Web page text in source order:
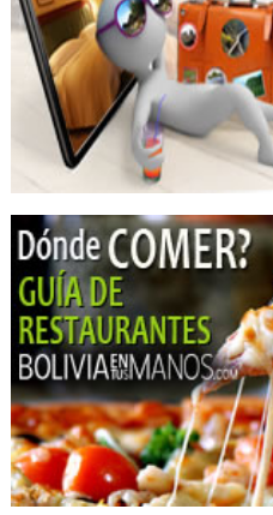
Hostel
Aguas termales
Hoteles Resort
Restaurantes